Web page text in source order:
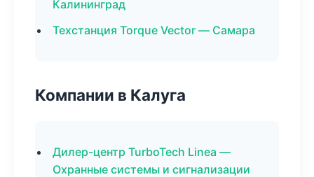
Калининград
Техстанция Torque Vector — Самара
Компании в Калуга
Дилер-центр TurboTech Linea —
Охранные системы и сигнализации